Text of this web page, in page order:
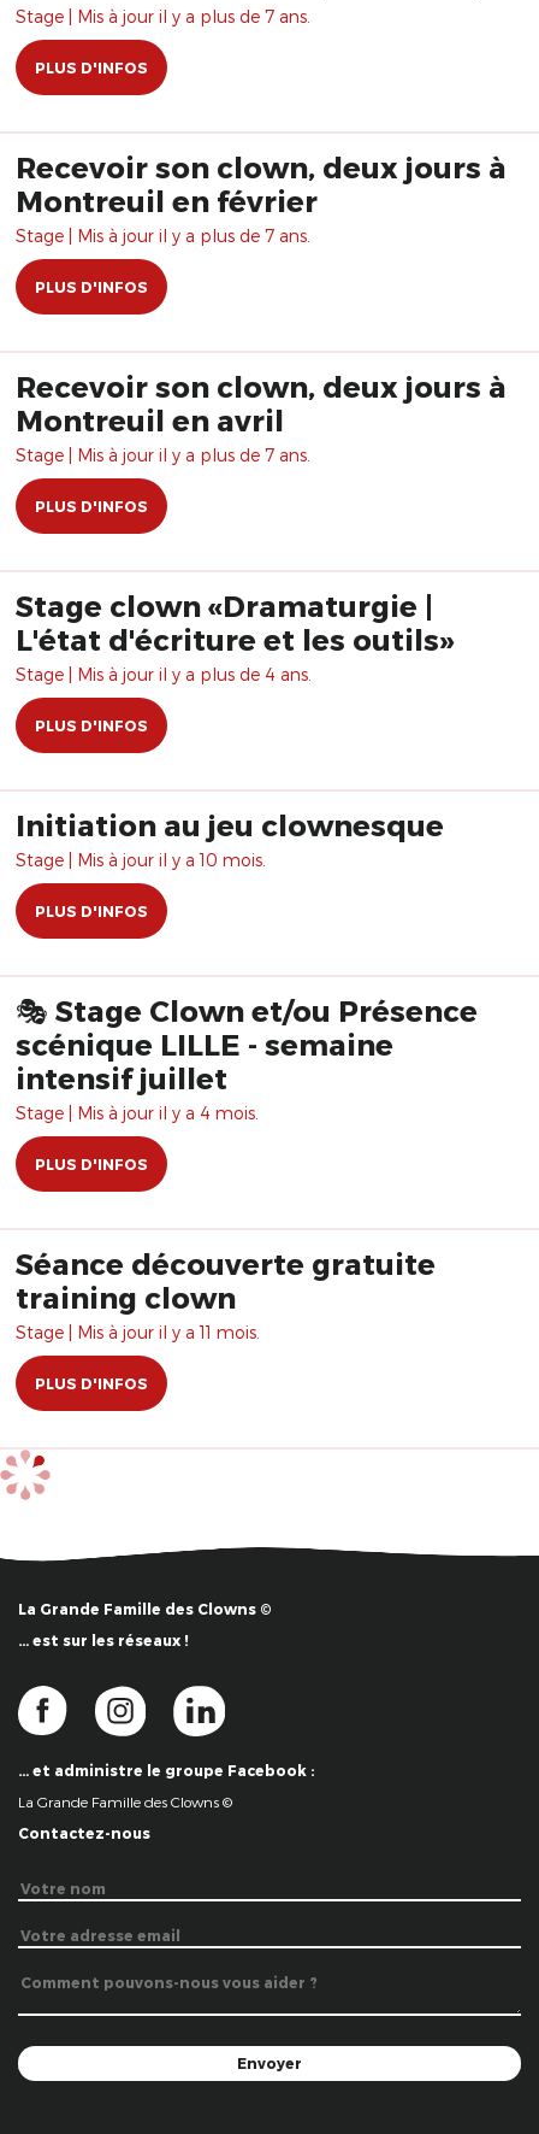
Stage | Mis à jour il y a plus de 7 ans.
PLUS D'INFOS
Recevoir son clown, deux jours à
Montreuil en février
Stage | Mis à jour il y a plus de 7 ans.
PLUS D'INFOS
Recevoir son clown, deux jours à
Montreuil en avril
Stage | Mis à jour il y a plus de 7 ans.
PLUS D'INFOS
Stage clown «Dramaturgie |
L'état d'écriture et les outils»
Stage | Mis à jour il y a plus de 4 ans.
PLUS D'INFOS
Initiation au jeu clownesque
Stage | Mis à jour il y a 10 mois.
PLUS D'INFOS
🎭 Stage Clown et/ou Présence
scénique LILLE - semaine
intensif juillet
Stage | Mis à jour il y a 4 mois.
PLUS D'INFOS
Séance découverte gratuite
training clown
Stage | Mis à jour il y a 11 mois.
PLUS D'INFOS
La Grande Famille des Clowns ©
… est sur les réseaux !
… et administre le groupe Facebook :
La Grande Famille des Clowns ©
Contactez-nous